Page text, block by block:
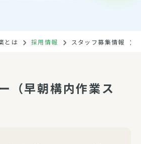
とは 採用情報 スタッフ募集情報
（早朝構内作業ス